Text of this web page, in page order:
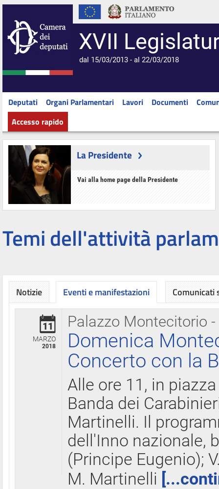
XVII
dal 15/03/2013 - al 22/03/2018
Deputati Organi Parlamentari Lavori Documenti
Accesso rapido
La Presidente
Vai alla home page della Presidente
Temi dell'attività
Notizie Eventi e manifestazioni
Palazzo Montecitorio
11
MARZO
2018
Domenica
Concerto con la
Alle ore 11, in
Banda dei
Martinelli. Il
dell'Inno nazionale,
(Principe Eugenio);
M. Martinelli
Comunicati